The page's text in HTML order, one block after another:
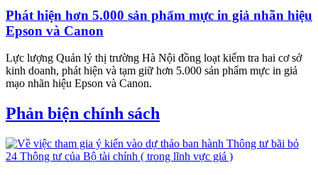
Phát hiện hơn 5.000 sản phẩm mực in giả nhãn hiệu
Epson và Canon
Lực lượng Quản lý thị trường Hà Nội đồng loạt kiểm tra hai cơ sở
kinh doanh, phát hiện và tạm giữ hơn 5.000 sản phẩm mực in giả
mạo nhãn hiệu Epson và Canon.
Phản biện chính sách